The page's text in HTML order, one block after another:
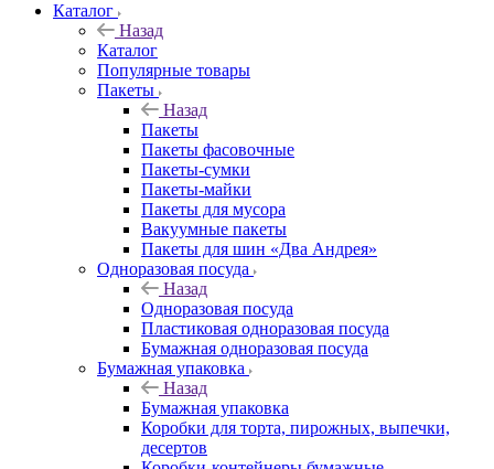
Каталог
Назад
Каталог
Популярные товары
Пакеты
Назад
Пакеты
Пакеты фасовочные
Пакеты-сумки
Пакеты-майки
Пакеты для мусора
Вакуумные пакеты
Пакеты для шин «Два Андрея»
Одноразовая посуда
Назад
Одноразовая посуда
Пластиковая одноразовая посуда
Бумажная одноразовая посуда
Бумажная упаковка
Назад
Бумажная упаковка
Коробки для торта, пирожных, выпечки,
десертов